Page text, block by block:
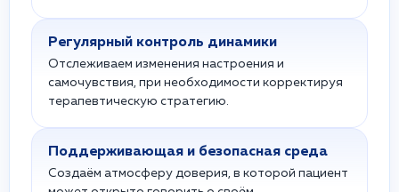
Регулярный контроль динамики
Отслеживаем изменения настроения и
самочувствия, при необходимости корректируя
терапевтическую стратегию.
Поддерживающая и безопасная среда
Создаём атмосферу доверия, в которой пациент